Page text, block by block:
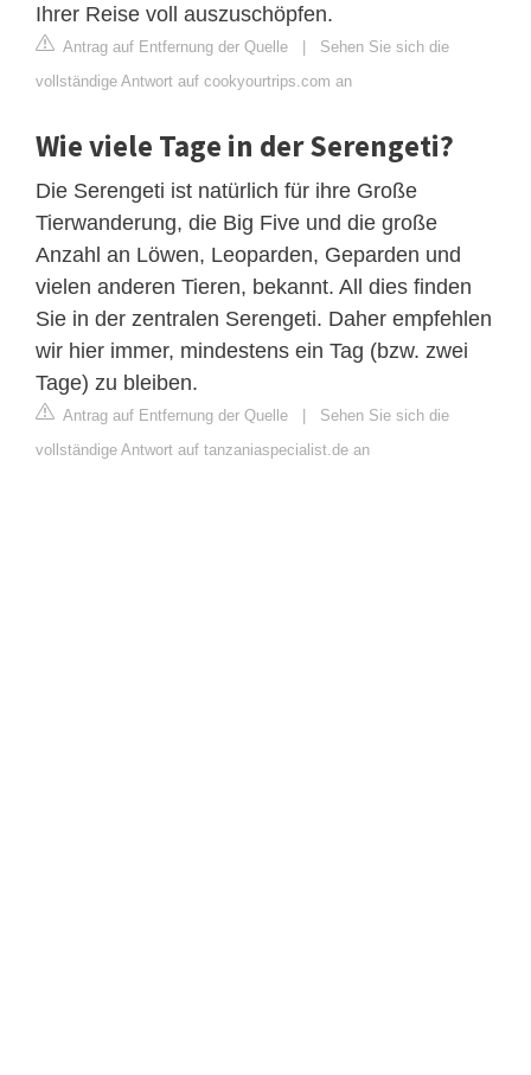
Ihrer Reise voll auszuschöpfen.
Antrag auf Entfernung der Quelle | Sehen Sie sich die
vollständige Antwort auf cookyourtrips.com an
Wie viele Tage in der Serengeti?
Die Serengeti ist natürlich für ihre Große
Tierwanderung, die Big Five und die große
Anzahl an Löwen, Leoparden, Geparden und
vielen anderen Tieren, bekannt. All dies finden
Sie in der zentralen Serengeti. Daher empfehlen
wir hier immer, mindestens ein Tag (bzw. zwei
Tage) zu bleiben.
Antrag auf Entfernung der Quelle | Sehen Sie sich die
vollständige Antwort auf tanzaniaspecialist.de an